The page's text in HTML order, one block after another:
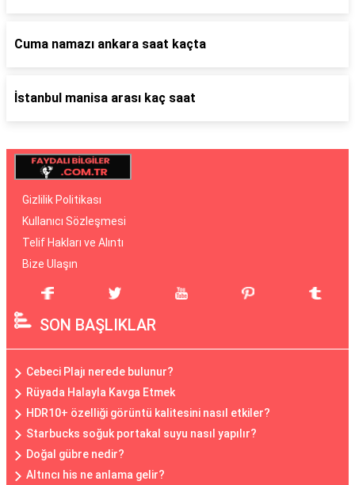
Cuma namazı ankara saat kaçta
İstanbul manisa arası kaç saat
Gizlilik Politikası
Kullanıcı Sözleşmesi
Telif Hakları ve Alıntı
Bize Ulaşın
SON BAŞLIKLAR
Cebeci Plajı nerede bulunur?
Rüyada Halayla Kavga Etmek
HDR10+ özelliği görüntü kalitesini nasıl etkiler?
Starbucks soğuk portakal suyu nasıl yapılır?
Doğal gübre nedir?
Altıncı his ne anlama gelir?